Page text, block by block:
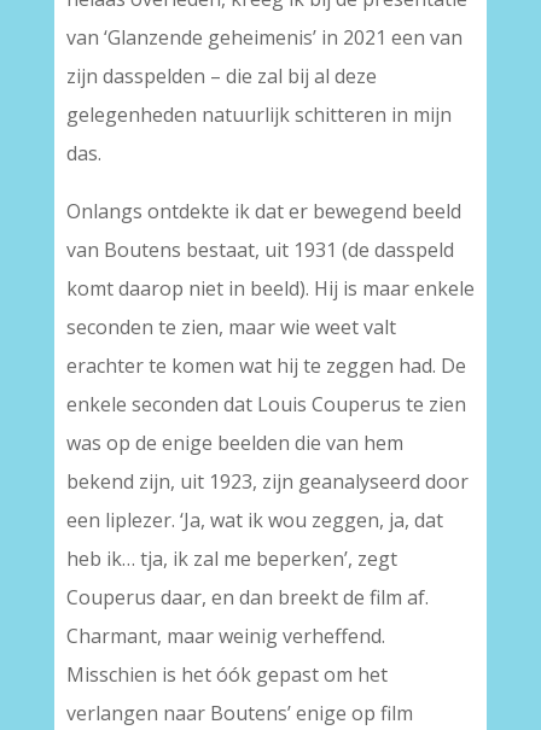
van ‘Glanzende geheimenis’ in 2021 een van
zijn dasspelden – die zal bij al deze
gelegenheden natuurlijk schitteren in mijn
das.
Onlangs ontdekte ik dat er bewegend beeld
van Boutens bestaat, uit 1931 (de dasspeld
komt daarop niet in beeld). Hij is maar enkele
seconden te zien, maar wie weet valt
erachter te komen wat hij te zeggen had. De
enkele seconden dat Louis Couperus te zien
was op de enige beelden die van hem
bekend zijn, uit 1923, zijn geanalyseerd door
een liplezer. ‘Ja, wat ik wou zeggen, ja, dat
heb ik… tja, ik zal me beperken’, zegt
Couperus daar, en dan breekt de film af.
Charmant, maar weinig verheffend.
Misschien is het óók gepast om het
verlangen naar Boutens’ enige op film